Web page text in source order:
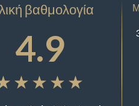
βαθμολογία
4.9